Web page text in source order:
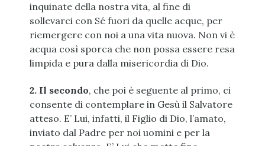
inquinate della nostra vita, al fine di
sollevarci con Sé fuori da quelle acque, per
riemergere con noi a una vita nuova. Non vi è
acqua così sporca che non possa essere resa
limpida e pura dalla misericordia di Dio.
2. Il secondo, che poi è seguente al primo, ci
consente di contemplare in Gesù il Salvatore
atteso. E’ Lui, infatti, il Figlio di Dio, l’amato,
inviato dal Padre per noi uomini e per la